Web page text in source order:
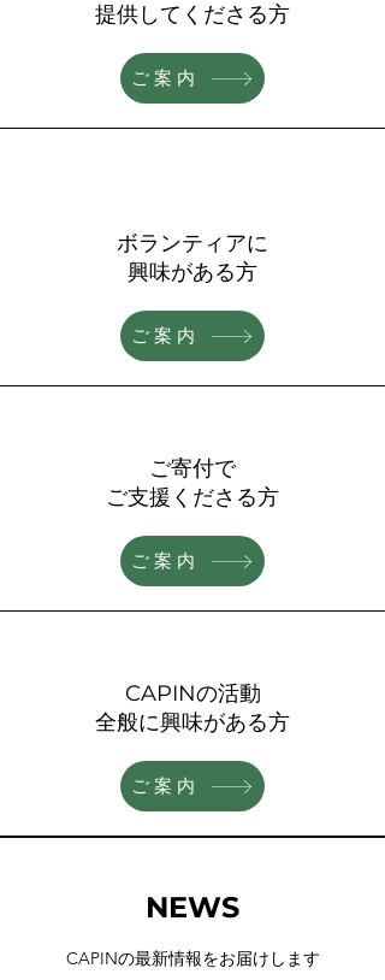
​提供してくださる方
ご案内
ボランティアに
​興味がある方
ご案内
ご寄付で
​ご支援くださる方
ご案内
CAPINの活動
​全般に興味がある方
ご案内
NEWS
CAPINの最新情報をお届けします